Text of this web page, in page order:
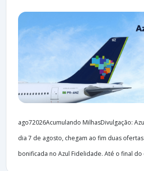
ago72026Acumulando MilhasDivulgação:
dia 7 de agosto, chegam ao fim duas
bonificada no Azul Fidelidade. Até o final do